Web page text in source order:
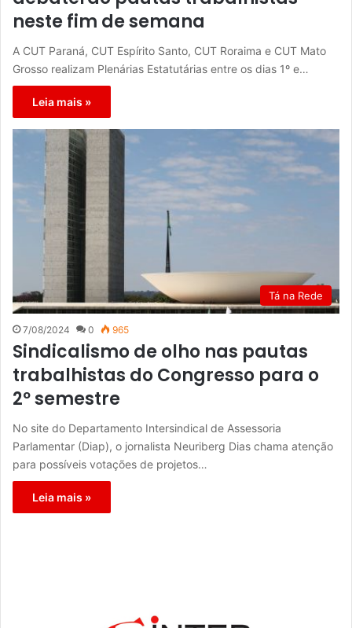
neste fim de semana
A CUT Paraná, CUT Espírito Santo, CUT Roraima e CUT Mato
Grosso realizam Plenárias Estatutárias entre os dias 1º e…
Leia mais »
Tá na Rede
7/08/2024 0 965
Sindicalismo de olho nas pautas
trabalhistas do Congresso para o
2º semestre
No site do Departamento Intersindical de Assessoria
Parlamentar (Diap), o jornalista Neuriberg Dias chama atenção
para possíveis votações de projetos…
Leia mais »